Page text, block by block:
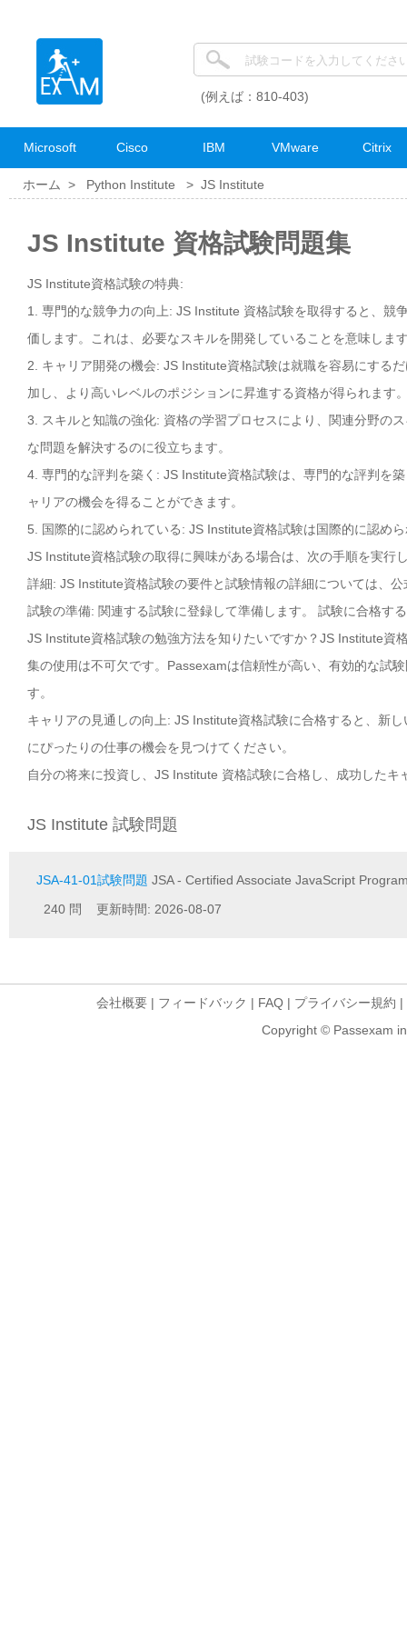
(例えば：810-403)
Microsoft Cisco IBM VMware Citrix
ホーム > Python Institute > JS Institute
JS Institute 資格試験問題集
JS Institute資格試験の特典:
1. 専門的な競争力の向上: JS Institute 資格試験を取得すると、
価します。これは、必要なスキルを開発していることを意味しま
2. キャリア開発の機会: JS Institute資格試験は就職を容易にする
加し、より高いレベルのポジションに昇進する資格が得られます
3. スキルと知識の強化: 資格の学習プロセスにより、関連分野の
な問題を解決するのに役立ちます。
4. 専門的な評判を築く: JS Institute資格試験は、専門的な評判を
ャリアの機会を得ることができます。
5. 国際的に認められている: JS Institute資格試験は国際的に認め
JS Institute資格試験の取得に興味がある場合は、次の手順を実行
詳細: JS Institute資格試験の要件と試験情報の詳細については、
試験の準備: 関連する試験に登録して準備します。 試験に合格す
JS Institute資格試験の勉強方法を知りたいですか？JS Institute資
集の使用は不可欠です。Passexamは信頼性が高い、有効的な試
す。
キャリアの見通しの向上: JS Institute資格試験に合格すると、新
にぴったりの仕事の機会を見つけてください。
自分の将来に投資し、JS Institute 資格試験に合格し、成功したキ
JS Institute 試験問題
JSA-41-01試験問題 JSA - Certified Associate JavaScript
240 問 更新時間: 2026-08-07
会社概要 | フィードバック | FAQ | プライバシー規約 |
Copyright © Passexam